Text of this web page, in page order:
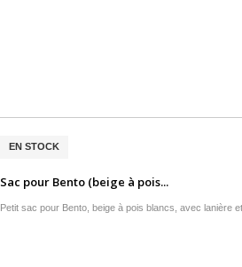
EN STOCK
Sac pour Bento (beige à pois...
Petit sac pour Bento, beige à pois blancs, avec lanière